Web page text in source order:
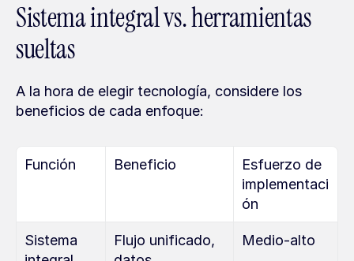
Sistema integral vs. herramientas
sueltas
A la hora de elegir tecnología, considere los
beneficios de cada enfoque:
Función Beneficio
Esfuerzo de
implementaci
ón
Sistema
Flujo unificado,
Medio-alto